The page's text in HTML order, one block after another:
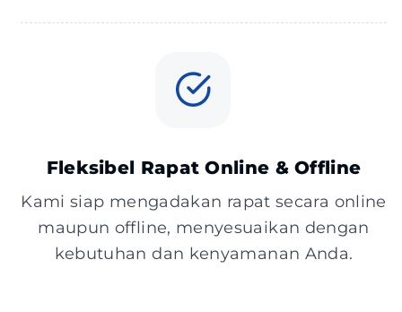
Fleksibel Rapat Online & Offline
Kami siap mengadakan rapat secara online
maupun offline, menyesuaikan dengan
kebutuhan dan kenyamanan Anda.